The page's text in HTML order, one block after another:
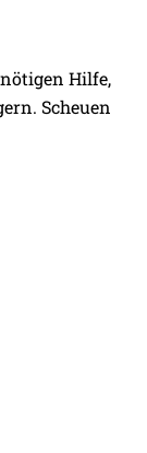
Hilfe,
Scheuen